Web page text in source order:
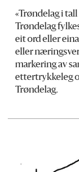
«Trøndelag i
Trøndelag
eit ord eller
eller
markering av
ettertrykkeleg
Trøndelag.